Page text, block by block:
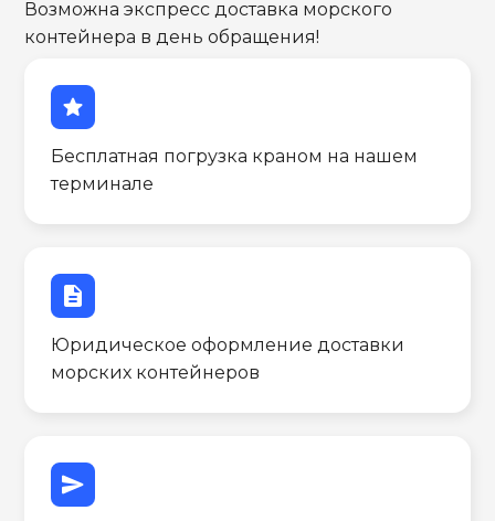
Возможна экспресс доставка морского
контейнера в день обращения!
star
Бесплатная погрузка краном на нашем
терминале
description
Юридическое оформление доставки
морских контейнеров
send